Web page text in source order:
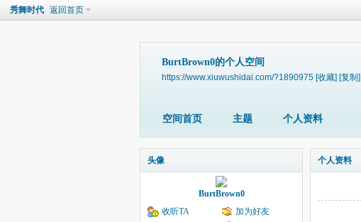
秀舞时代 返回首页
BurtBrown0的个人空间
https://www.xiuwushidai.com/?1890975 [收藏] [复制]
空间首页 主题 个人资料
头像
BurtBrown0
收听TA
加为好友
个人资料